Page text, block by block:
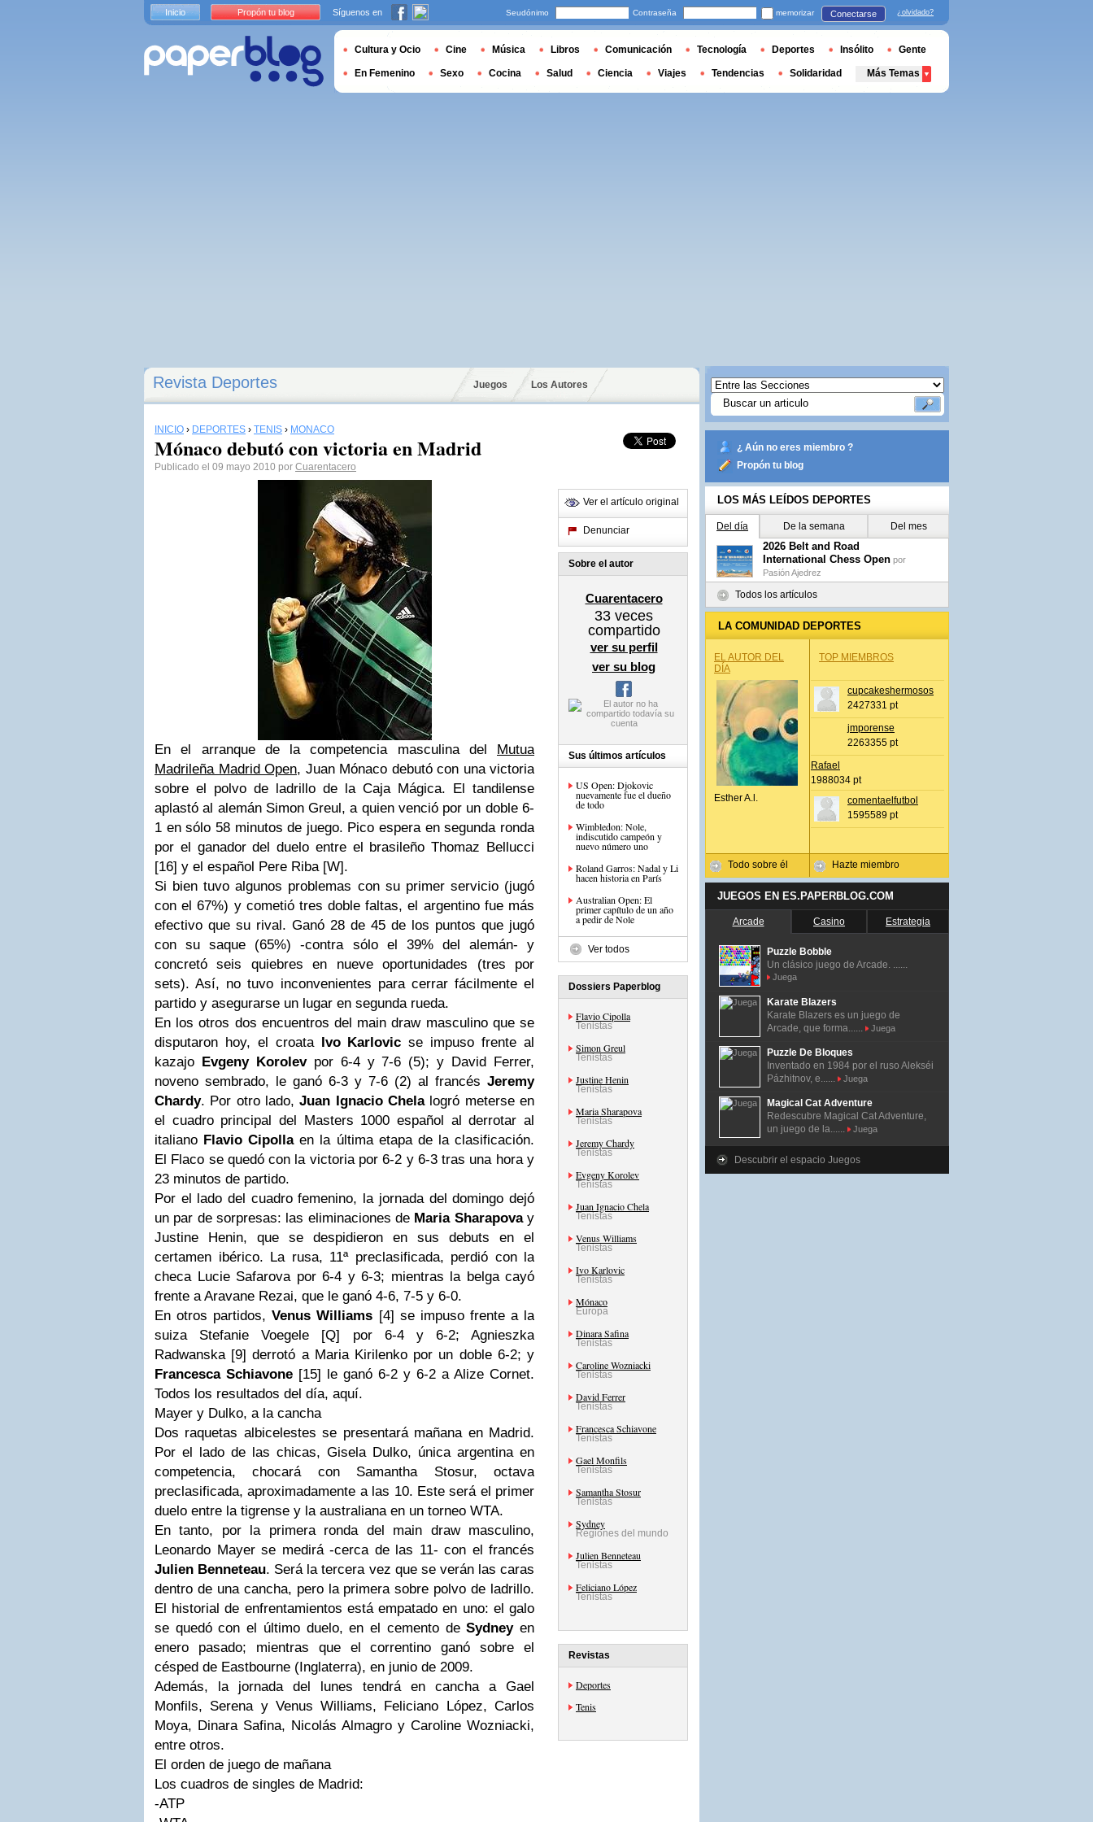
Revista Deportes Juegos Los Autores
INICIO › DEPORTES › TENIS › MÓNACO
Mónaco debutó con victoria en Madrid
Publicado el 09 mayo 2010 por Cuarentacero
En el arranque de la competencia masculina del Mutua
Madrileña Madrid Open, Juan Mónaco debutó con una victoria
sobre el polvo de ladrillo de la Caja Mágica. El tandilense
aplastó al alemán Simon Greul, a quien venció por un doble 6-
1 en sólo 58 minutos de juego. Pico espera en segunda ronda
por el ganador del duelo entre el brasileño Thomaz Bellucci
[16] y el español Pere Riba [W].
Si bien tuvo algunos problemas con su primer servicio (jugó
con el 67%) y cometió tres doble faltas, el argentino fue más
efectivo que su rival. Ganó 28 de 45 de los puntos que jugó
con su saque (65%) -contra sólo el 39% del alemán- y
concretó seis quiebres en nueve oportunidades (tres por
sets). Así, no tuvo inconvenientes para cerrar fácilmente el
partido y asegurarse un lugar en segunda rueda.
En los otros dos encuentros del main drawmasculino que se
disputaron hoy, el croata Ivo Karlovic se impuso frente al
kazajo Evgeny Korolevpor 6-4 y 7-6 (5); y David Ferrer,
noveno sembrado, le ganó 6-3 y 7-6 (2) al francés Jeremy
Chardy. Por otro lado,Juan Ignacio Chelalogró meterse en
el cuadro principal del Masters 1000 español al derrotar al
italiano Flavio Cipollaen la última etapa de la clasificación.
El Flaco se quedó con la victoria por 6-2 y 6-3 tras una hora y
23 minutos de partido.
Por el lado del cuadro femenino, la jornada del domingo dejó
un par de sorpresas: las eliminaciones de Maria Sharapovay
Justine Henin, que se despidieron en sus debuts en el
certamen ibérico. La rusa, 11ª preclasificada, perdió con la
checa Lucie Safarova por 6-4 y 6-3; mientras la belga cayó
frente a Aravane Rezai, que le ganó 4-6, 7-5 y 6-0.
En otros partidos,Venus Williams [4] se impuso frente a la
suiza Stefanie Voegele [Q] por 6-4 y 6-2; Agnieszka
Radwanska [9] derrotó a Maria Kirilenko por un doble 6-2; y
Francesca Schiavone [15] le ganó 6-2 y 6-2 a Alize Cornet.
Todos los resultados del día, aquí.
Mayer y Dulko, a la cancha
Dos raquetas albicelestes se presentará mañana en Madrid.
Por el lado de las chicas, Gisela Dulko, única argentina en
competencia, chocará con Samantha Stosur, octava
preclasificada, aproximadamente a las 10. Este será el primer
duelo entre la tigrense y la australiana en un torneo WTA.
En tanto, por la primera ronda del main drawmasculino,
Leonardo Mayer se medirá -cerca de las 11- con el francés
Julien Benneteau. Será la tercera vez que se verán las caras
dentro de una cancha, pero la primera sobre polvo de ladrillo.
El historial de enfrentamientos está empatado en uno: el galo
se quedó con el último duelo, en el cemento deSydneyen
enero pasado; mientras que el correntino ganó sobre el
césped de Eastbourne (Inglaterra), en junio de 2009.
Además, la jornada del lunes tendrá en cancha a Gael
Monfils, Serena y Venus Williams, Feliciano López, Carlos
Moya, Dinara Safina, Nicolás Almagro y Caroline Wozniacki,
entre otros.
El orden de juego de mañana
Los cuadros de singles de Madrid:
-ATP
Ver el artículo original
Denunciar
Sobre el autor
Cuarentacero
33 veces
compartido
ver su perfil
ver su blog
Sus últimos artículos
US Open: Djokovic
nuevamente fue el dueño
de todo
Wimbledon: Nole,
indiscutido campeón y
nuevo número uno
Roland Garros: Nadal y Li
hacen historia en París
Australian Open: El
primer capítulo de un año
a pedir de Nole
Ver todos
Dossiers Paperblog
Flavio Cipolla
Tenistas
Simon Greul
Tenistas
Justine Henin
Tenistas
Maria Sharapova
Tenistas
Jeremy Chardy
Tenistas
Evgeny Korolev
Tenistas
Juan Ignacio Chela
Tenistas
Venus Williams
Tenistas
Ivo Karlovic
Tenistas
Mónaco
Europa
Dinara Safina
Tenistas
Caroline Wozniacki
Tenistas
David Ferrer
Tenistas
Francesca Schiavone
Tenistas
Gael Monfils
Tenistas
Samantha Stosur
Tenistas
Sydney
Regiones del mundo
Julien Benneteau
Tenistas
Feliciano López
Tenistas
Revistas
Deportes
Tenis
¿ Aún no eres miembro ?
Propón tu blog
LOS MÁS LEÍDOS DEPORTES
Del día De la semana Del mes
2026 Belt and Road
International Chess Open por
Pasión Ajedrez
Todos los artículos
LA COMUNIDAD DEPORTES
EL AUTOR DEL
DÍA
Esther A.l.
Todo sobre él
TOP MIEMBROS
cupcakeshermosos
2427331 pt
jmporense
2263355 pt
Rafael
1988034 pt
comentaelfutbol
1595589 pt
Hazte miembro
JUEGOS EN ES.PAPERBLOG.COM
Arcade Casino Estrategia
Puzzle Bobble
Un clásico juego de Arcade. ......
Juega
Karate Blazers
Karate Blazers es un juego de
Arcade, que forma......
Juega
Puzzle De Bloques
Inventado en 1984 por el ruso Alekséi
Pázhitnov, e......
Juega
Magical Cat Adventure
Redescubre Magical Cat Adventure,
un juego de la......
Juega
Descubrir el espacio Juegos
Inicio Propón tu blog Síguenos en Seudónimo Contraseña memorizar Conectarse ¿olvidado?
Cultura y Ocio Cine Música Libros Comunicación Tecnología Deportes Insólito Gente
En Femenino Sexo Cocina Salud Ciencia Viajes Tendencias Solidaridad Más Temas